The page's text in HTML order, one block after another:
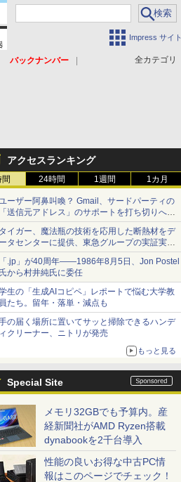
Impress サイト
全カテゴリ
バックナンバー
アクセスランキング
間 24時間 1週間 1カ月
ーザー阿鼻叫喚？ Gmail、サードパーティの
「送信元アドレス」のサポートを打ち切りへ
やじうまWatch】
タイガー、魔法瓶の技術を応用した断熱材をデ
ータセンターに提供、東急グループの実証実験
「ステンレス密封真空断熱パネル TIVIP」
「.jp」が40周年――1986年8月5日、Jon Postel
氏から村井純氏に委任
生の「生成AIコピペ」レポートで悩む大学教
員たち。留年・落単・減点も
の届く場所に置いてサッと掃除できるハンデ
ィクリーナー、ニトリが発売
もっと見る
Special Site
メモリ32GBでも予算内。産
経新聞社がAMD Ryzen搭載
dynabookを2千台導入
性能の良いお得な中古PC情
報はこのページでチェック！